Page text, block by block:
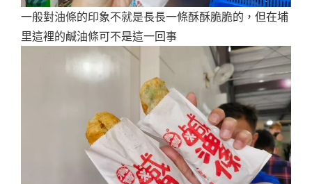
一般對油條的印象不就是長長一條酥酥脆脆的，但在埔
里這裡的鹹油條可不是這一回事